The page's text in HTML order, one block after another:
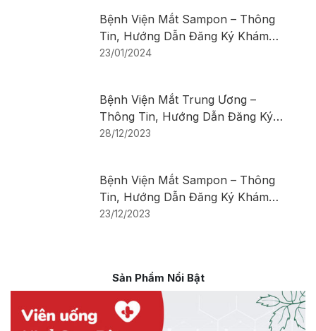
Bệnh Viện Mắt Sampon – Thông
Tin, Hướng Dẫn Đăng Ký Khám
Bệnh
23/01/2024
Bệnh Viện Mắt Trung Ương –
Thông Tin, Hướng Dẫn Đăng Ký
Khám Bệnh
28/12/2023
Bệnh Viện Mắt Sampon – Thông
Tin, Hướng Dẫn Đăng Ký Khám
Bệnh
23/12/2023
Sản Phẩm Nổi Bật